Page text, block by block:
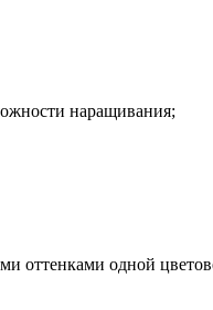
наращивания;
оттенками одной